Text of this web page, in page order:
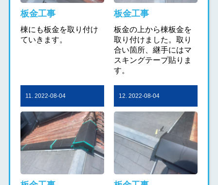
板金工事
棟にも板金を取り付け
ていきます。
板金工事
板金の上から棟板金を
取り付けました。取り
合い箇所、継手にはマ
スキングテープ貼りま
す。
11. 2022-08-04 12. 2022-08-04